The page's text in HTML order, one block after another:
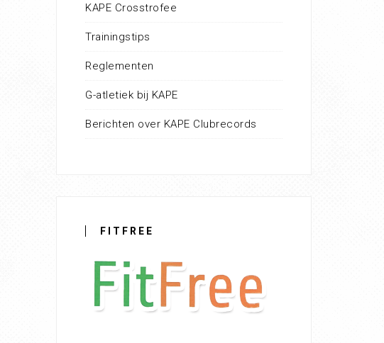
KAPE Crosstrofee
Trainingstips
Reglementen
G-atletiek bij KAPE
Berichten over KAPE Clubrecords
FITFREE